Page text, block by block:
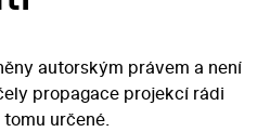
autorským právem a není
propagace projekcí rádi
určené.